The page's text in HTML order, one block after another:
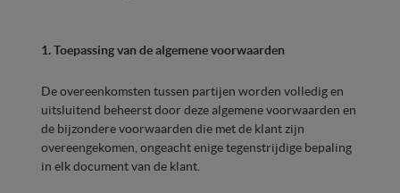
1. Toepassing van de algemene voorwaarden
De overeenkomsten tussen partijen worden volledig en
uitsluitend beheerst door deze algemene voorwaarden en
de bijzondere voorwaarden die met de klant zijn
overeengekomen, ongeacht enige tegenstrijdige bepaling
in elk document van de klant.